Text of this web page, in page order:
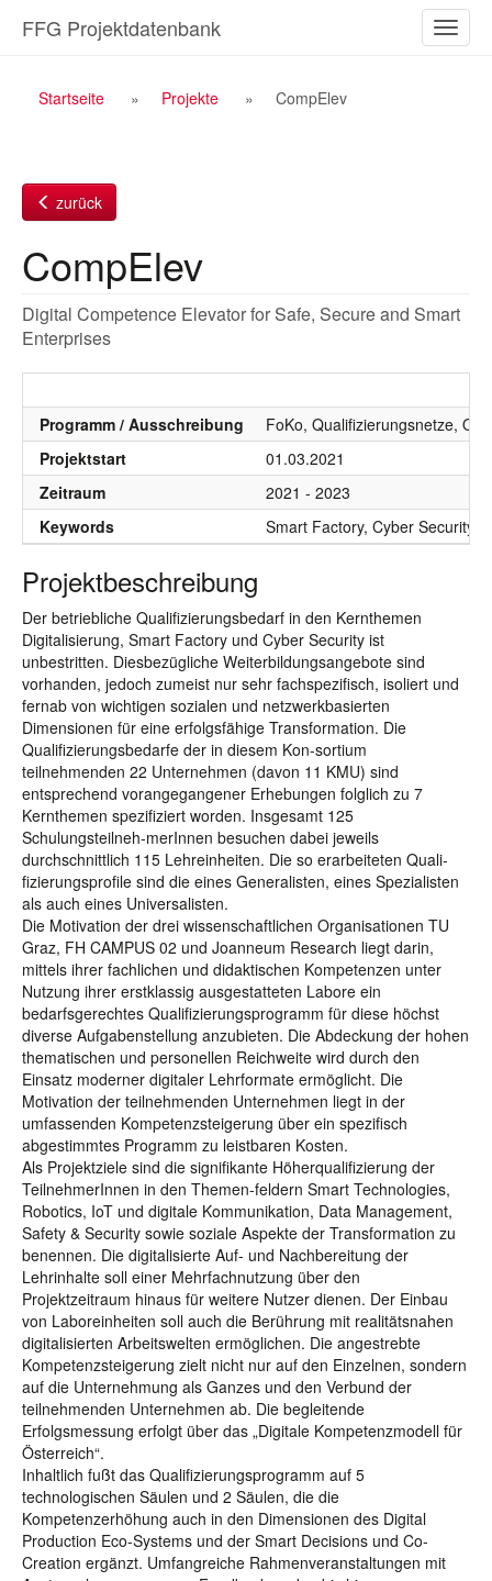
Inhalt
ein-/
FFG Projektdatenbank
Breadcrumb
Startseite Projekte CompElev
zurück
CompElev
Digital Competence Elevator for Safe, Secure and Smart
Enterprises
Programm / Ausschreibung
FoKo, Qualifizierungsnetze,
Projektstart
01.03.2021
Zeitraum
2021 - 2023
Keywords
Smart Factory, Cyber Security,
Projektbeschreibung
Der betriebliche Qualifizierungsbedarf in den Kernthemen
Digitalisierung, Smart Factory und Cyber Security ist
unbestritten. Diesbezügliche Weiterbildungsangebote sind
vorhanden, jedoch zumeist nur sehr fachspezifisch, isoliert und
fernab von wichtigen sozialen und netzwerkbasierten
Dimensionen für eine erfolgsfähige Transformation. Die
Qualifizierungsbedarfe der in diesem Kon-sortium
teilnehmenden 22 Unternehmen (davon 11 KMU) sind
entsprechend vorangegangener Erhebungen folglich zu 7
Kernthemen spezifiziert worden. Insgesamt 125
Schulungsteilneh-merInnen besuchen dabei jeweils
durchschnittlich 115 Lehreinheiten. Die so erarbeiteten Quali-
fizierungsprofile sind die eines Generalisten, eines Spezialisten
als auch eines Universalisten.
Die Motivation der drei wissenschaftlichen Organisationen TU
Graz, FH CAMPUS 02 und Joanneum Research liegt darin,
mittels ihrer fachlichen und didaktischen Kompetenzen unter
Nutzung ihrer erstklassig ausgestatteten Labore ein
bedarfsgerechtes Qualifizierungsprogramm für diese höchst
diverse Aufgabenstellung anzubieten. Die Abdeckung der hohen
thematischen und personellen Reichweite wird durch den
Einsatz moderner digitaler Lehrformate ermöglicht. Die
Motivation der teilnehmenden Unternehmen liegt in der
umfassenden Kompetenzsteigerung über ein spezifisch
abgestimmtes Programm zu leistbaren Kosten.
Als Projektziele sind die signifikante Höherqualifizierung der
TeilnehmerInnen in den Themen-feldern Smart Technologies,
Robotics, IoT und digitale Kommunikation, Data Management,
Safety & Security sowie soziale Aspekte der Transformation zu
benennen. Die digitalisierte Auf- und Nachbereitung der
Lehrinhalte soll einer Mehrfachnutzung über den
Projektzeitraum hinaus für weitere Nutzer dienen. Der Einbau
von Laboreinheiten soll auch die Berührung mit realitätsnahen
digitalisierten Arbeitswelten ermöglichen. Die angestrebte
Kompetenzsteigerung zielt nicht nur auf den Einzelnen, sondern
auf die Unternehmung als Ganzes und den Verbund der
teilnehmenden Unternehmen ab. Die begleitende
Erfolgsmessung erfolgt über das „Digitale Kompetenzmodell für
Österreich“.
Inhaltlich fußt das Qualifizierungsprogramm auf 5
technologischen Säulen und 2 Säulen, die die
Kompetenzerhöhung auch in den Dimensionen des Digital
Production Eco-Systems und der Smart Decisions und Co-
Creation ergänzt. Umfangreiche Rahmenveranstaltungen mit